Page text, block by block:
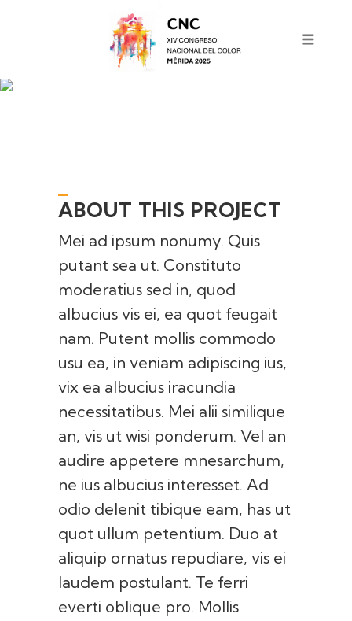
ABOUT THIS PROJECT
Mei ad ipsum nonumy. Quis
putant sea ut. Constituto
moderatius sed in, quod
albucius vis ei, ea quot feugait
nam. Putent mollis commodo
usu ea, in veniam adipiscing ius,
vix ea albucius iracundia
necessitatibus. Mei alii similique
an, vis ut wisi ponderum. Vel an
audire appetere mnesarchum,
ne ius albucius interesset. Ad
odio delenit tibique eam, has ut
quot ullum petentium. Duo at
aliquip ornatus repudiare, vis ei
laudem postulant. Te ferri
everti oblique pro. Mollis